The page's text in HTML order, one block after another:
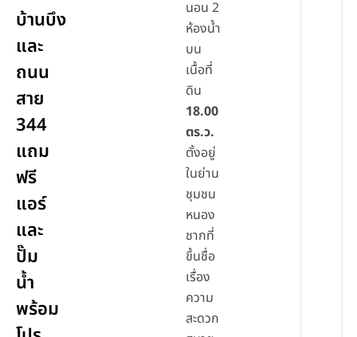
บ้านบึง
และ
ถนน
สาย
344
แถม
ฟรี
แอร์
และ
ปั๊ม
น้ำ
พร้อม
นอน 2
ห้องน้ำ
บน
เนื้อที่
ดิน
18.00
ตร.ว.
ตั้งอยู่
ในย่าน
ชุมชน
หนอง
ชากที่
ขึ้นชื่อ
เรื่อง
ความ
สะดวก